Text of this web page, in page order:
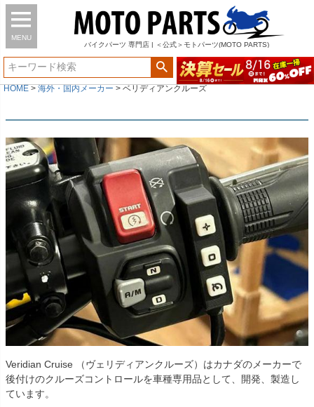
MENU
バイク パーツ 専門店 | ＜公式＞モトパーツ(MOTO PARTS)
HOME 海外・国内メーカー ベリディアンクルーズ
Veridian Cruise （ヴェリディアンクルーズ）はカナダのメーカーで
後付けのクルーズコントロールを車種専用品として、開発、製造し
ています。